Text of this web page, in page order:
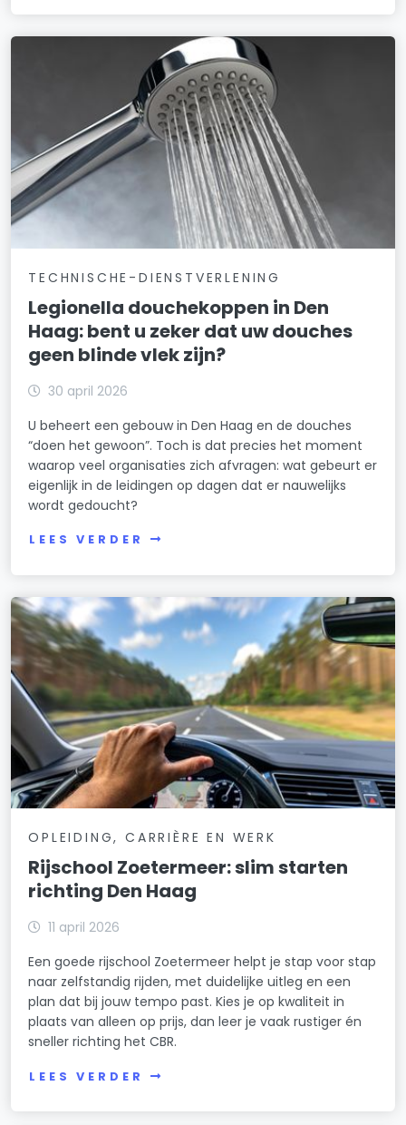
TECHNISCHE-DIENSTVERLENING
Legionella douchekoppen in Den
Haag: bent u zeker dat uw douches
geen blinde vlek zijn?
30 april 2026
U beheert een gebouw in Den Haag en de douches
“doen het gewoon”. Toch is dat precies het moment
waarop veel organisaties zich afvragen: wat gebeurt er
eigenlijk in de leidingen op dagen dat er nauwelijks
wordt gedoucht?
LEES VERDER
OPLEIDING, CARRIÈRE EN WERK
Rijschool Zoetermeer: slim starten
richting Den Haag
11 april 2026
Een goede rijschool Zoetermeer helpt je stap voor stap
naar zelfstandig rijden, met duidelijke uitleg en een
plan dat bij jouw tempo past. Kies je op kwaliteit in
plaats van alleen op prijs, dan leer je vaak rustiger én
sneller richting het CBR.
LEES VERDER